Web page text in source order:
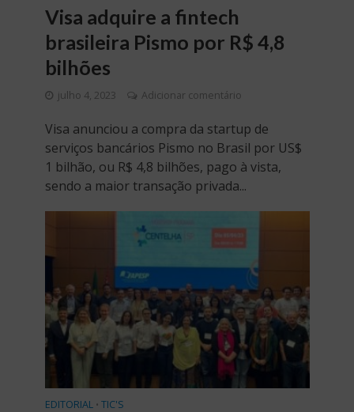
Visa adquire a fintech
brasileira Pismo por R$ 4,8
bilhões
julho 4, 2023 Adicionar comentário
Visa anunciou a compra da startup de
serviços bancários Pismo no Brasil por US$
1 bilhão, ou R$ 4,8 bilhões, pago à vista,
sendo a maior transação privada...
EDITORIAL • TIC'S